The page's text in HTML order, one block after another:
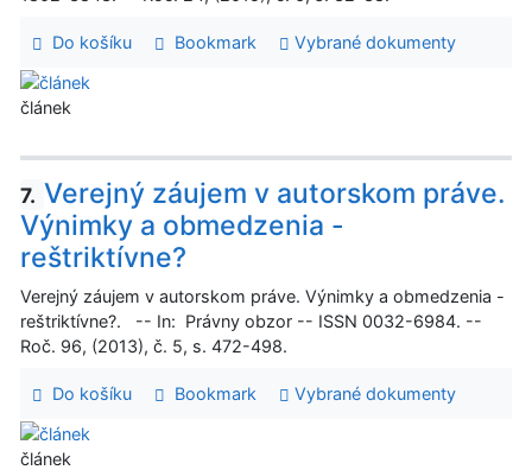
Do košíku Bookmark Vybrané dokumenty
článek
7. Verejný záujem v autorskom práve.
Výnimky a obmedzenia -
reštriktívne?
Verejný záujem v autorskom práve. Výnimky a obmedzenia -
reštriktívne?. -- In: Právny obzor -- ISSN 0032-6984. --
Roč. 96, (2013), č. 5, s. 472-498.
Do košíku Bookmark Vybrané dokumenty
článek